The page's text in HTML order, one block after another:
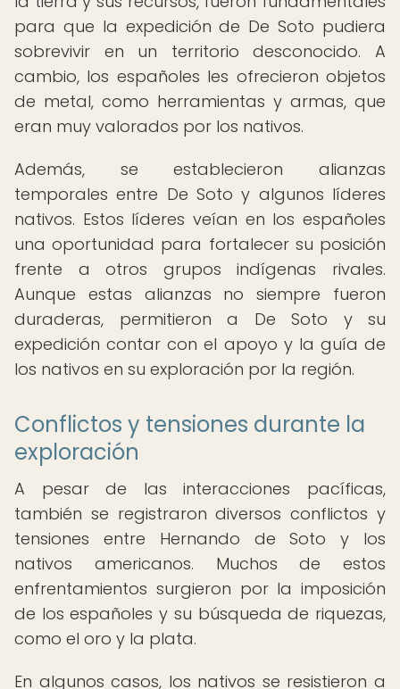
para que la expedición de De Soto pudiera
sobrevivir en un territorio desconocido. A
cambio, los españoles les ofrecieron objetos
de metal, como herramientas y armas, que
eran muy valorados por los nativos.
Además, se establecieron alianzas
temporales entre De Soto y algunos líderes
nativos. Estos líderes veían en los españoles
una oportunidad para fortalecer su posición
frente a otros grupos indígenas rivales.
Aunque estas alianzas no siempre fueron
duraderas, permitieron a De Soto y su
expedición contar con el apoyo y la guía de
los nativos en su exploración por la región.
Conflictos y tensiones durante la
exploración
A pesar de las interacciones pacíficas,
también se registraron diversos conflictos y
tensiones entre Hernando de Soto y los
nativos americanos. Muchos de estos
enfrentamientos surgieron por la imposición
de los españoles y su búsqueda de riquezas,
como el oro y la plata.
En algunos casos, los nativos se resistieron a